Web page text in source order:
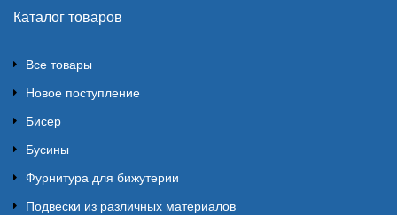
Каталог товаров
Все товары
Новое поступление
Бисер
Бусины
Фурнитура для бижутерии
Подвески из различных материалов